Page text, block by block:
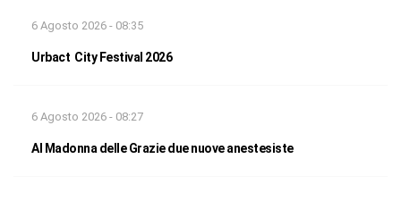
6 Agosto 2026 - 08:35
Urbact City Festival 2026
6 Agosto 2026 - 08:27
Al Madonna delle Grazie due nuove anestesiste